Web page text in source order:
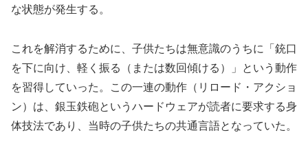
な状態が発生する。
これを解消するために、子供たちは無意識のうちに「銃口
を下に向け、軽く振る（または数回傾ける）」という動作
を習得していった。この一連の動作（リロード・アクショ
ン）は、銀玉鉄砲というハードウェアが読者に要求する身
体技法であり、当時の子供たちの共通言語となっていた。